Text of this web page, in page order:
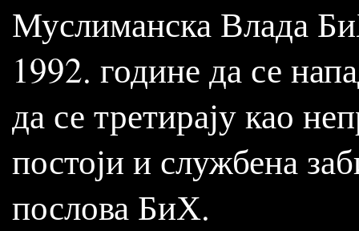
Муслиманска Влада
1992. године да се
да се третирају као
постоји и службена
послова БиХ.